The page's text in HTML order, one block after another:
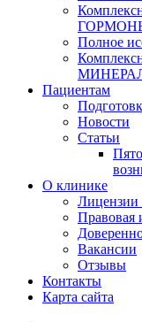
Полное
Пациентам
Новости
Статьи
О клинике
Лицензии
Правовая
Вакансии
Отзывы
Контакты
Карта сайта